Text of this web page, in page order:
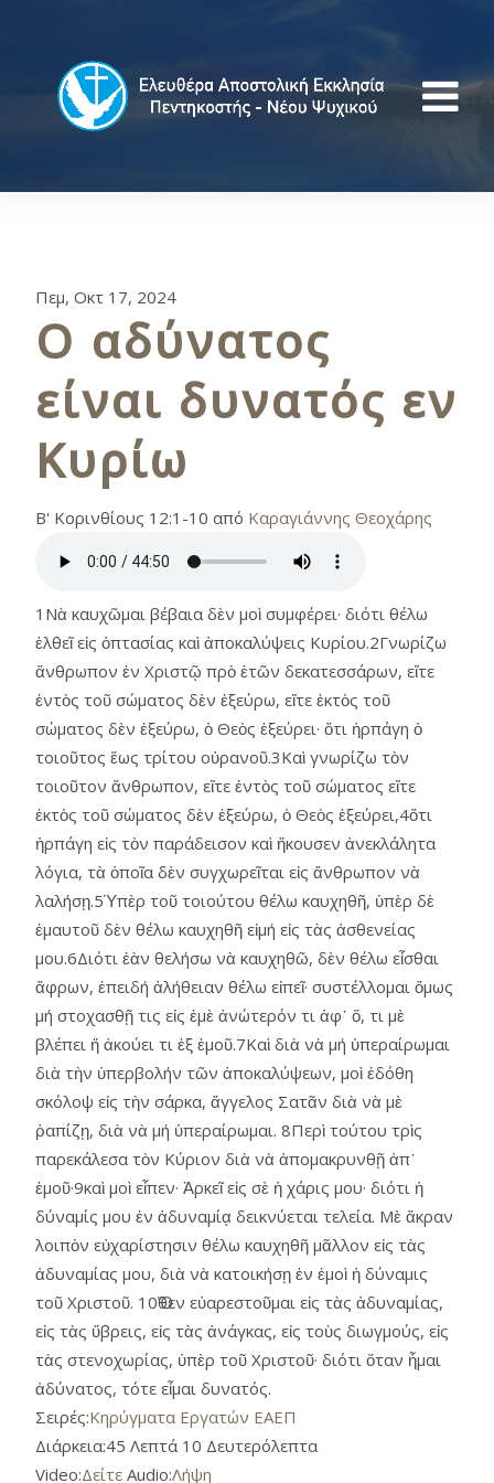
Πεμ, Οκτ 17, 2024
Ο αδύνατος
είναι δυνατός εν
Κυρίω
Β' Κορινθίους 12:1-10 από Καραγιάννης Θεοχάρης
1Νὰ καυχῶμαι βέβαια δὲν μοὶ συμφέρει· διότι θέλω
ἐλθεῖ εἰς ὀπτασίας καὶ ἀποκαλύψεις Κυρίου.2Γνωρίζω
ἄνθρωπον ἐν Χριστῷ πρὸ ἐτῶν δεκατεσσάρων, εἴτε
ἐντὸς τοῦ σώματος δὲν ἐξεύρω, εἴτε ἐκτὸς τοῦ
σώματος δὲν ἐξεύρω, ὁ Θεὸς ἐξεύρει· ὅτι ἡρπάγη ὁ
τοιοῦτος ἕως τρίτου οὐρανοῦ.3Καὶ γνωρίζω τὸν
τοιοῦτον ἄνθρωπον, εἴτε ἐντὸς τοῦ σώματος εἴτε
ἐκτὸς τοῦ σώματος δὲν ἐξεύρω, ὁ Θεὸς ἐξεύρει,4ὅτι
ἡρπάγη εἰς τὸν παράδεισον καὶ ἤκουσεν ἀνεκλάλητα
λόγια, τὰ ὁποῖα δὲν συγχωρεῖται εἰς ἄνθρωπον νὰ
λαλήσῃ.5Ὑπὲρ τοῦ τοιούτου θέλω καυχηθῆ, ὑπὲρ δὲ
ἐμαυτοῦ δὲν θέλω καυχηθῆ εἰμή εἰς τὰς ἀσθενείας
μου.6Διότι ἐὰν θελήσω νὰ καυχηθῶ, δὲν θέλω εἶσθαι
ἄφρων, ἐπειδή ἀλήθειαν θέλω εἰπεῖ· συστέλλομαι ὅμως
μή στοχασθῇ τις εἰς ἐμὲ ἀνώτερόν τι ἀφ᾿ ὅ, τι μὲ
βλέπει ἤ ἀκούει τι ἐξ ἐμοῦ.7Καὶ διὰ νὰ μή ὑπεραίρωμαι
διὰ τὴν ὑπερβολήν τῶν ἀποκαλύψεων, μοὶ ἐδόθη
σκόλοψ εἰς τὴν σάρκα, ἄγγελος Σατᾶν διὰ νὰ μὲ
ῥαπίζῃ, διὰ νὰ μή ὑπεραίρωμαι. 8Περὶ τούτου τρὶς
παρεκάλεσα τὸν Κύριον διὰ νὰ ἀπομακρυνθῇ ἀπ᾿
ἐμοῦ·9καὶ μοὶ εἶπεν· Ἀρκεῖ εἰς σὲ ἡ χάρις μου· διότι ἡ
δύναμίς μου ἐν ἀδυναμίᾳ δεικνύεται τελεία. Μὲ ἄκραν
λοιπὸν εὐχαρίστησιν θέλω καυχηθῆ μᾶλλον εἰς τὰς
ἀδυναμίας μου, διὰ νὰ κατοικήσῃ ἐν ἐμοὶ ἡ δύναμις
τοῦ Χριστοῦ. 10Ὅθεν εὐαρεστοῦμαι εἰς τὰς ἀδυναμίας,
εἰς τὰς ὕβρεις, εἰς τὰς ἀνάγκας, εἰς τοὺς διωγμούς, εἰς
τὰς στενοχωρίας, ὑπὲρ τοῦ Χριστοῦ· διότι ὅταν ἦμαι
ἀδύνατος, τότε εἶμαι δυνατός.
Σειρές:Κηρύγματα Εργατών ΕΑΕΠ
Διάρκεια:45 Λεπτά 10 Δευτερόλεπτα
Video:Δείτε Audio:Λήψη